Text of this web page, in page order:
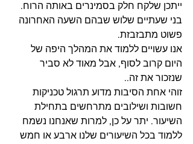
ייתכן שלקח חלק בסמינרים באותה הרוח.
בני שעתיים שלוש שבהם השעה האחרונה
פשוט מתבזבזת.
אנו עשויים ללמוד את המהלך היפה של
היום קרוב לסוף, אבל מאוד לא סביר
שנזכור את זה..
זוהי אחת הסיבות מדוע תרגול טכניקות
חשובות ושילובים מתרחשים בתחילת
השיעור. יתר על כן, למרות שאנחנו נשמח
ללמוד בכל השיעורים שלנו ארבע או חמש